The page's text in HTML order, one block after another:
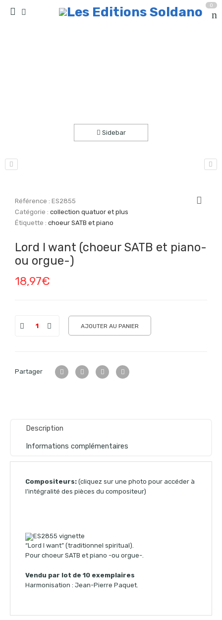
0
Sidebar
Référence :ES2855
Catégorie :collection quatuor et plus
Étiquette :choeur SATB et piano
Lord I want (choeur SATB et piano-
ou orgue-)
18,97€
AJOUTER AU PANIER
Partager
Description
Informations complémentaires
Compositeurs: (cliquez sur une photo pour accéder à
l’intégralité des pièces du compositeur)
“Lord I want” (traditionnel spiritual).
Pour choeur SATB et piano -ou orgue-.
Vendu par lot de 10 exemplaires
Harmonisation : Jean-Pierre Paquet.